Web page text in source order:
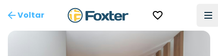
Voltar